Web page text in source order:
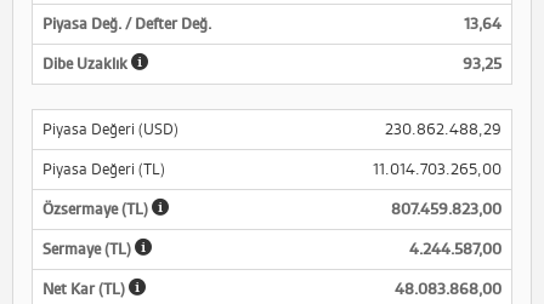
Piyasa Değ. / Defter Değ. 13,64
Dibe Uzaklık 93,25
Piyasa Değeri (USD) 230.862.488,29
Piyasa Değeri (TL) 11.014.703.265,00
Özsermaye (TL) 807.459.823,00
Sermaye (TL) 4.244.587,00
Net Kar (TL) 48.083.868,00